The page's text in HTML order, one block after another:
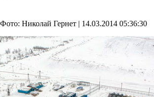
Николай Гернет | 14.03.2014 05:36:30